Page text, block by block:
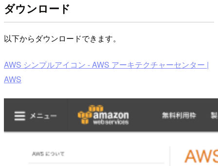
ダウンロード
以下からダウンロードできます。
AWS シンプルアイコン - AWS アーキテクチャーセンター |
AWS